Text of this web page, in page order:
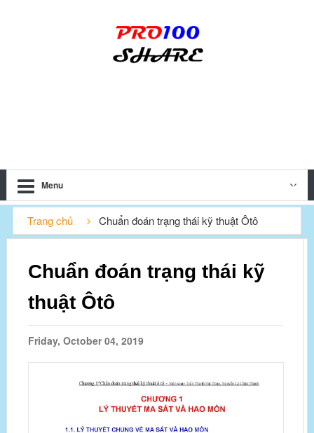
Menu
Trang chủ Chuẩn đoán trạng thái kỹ thuật Ôtô
Chuẩn đoán trạng thái kỹ
thuật Ôtô
Friday, October 04, 2019